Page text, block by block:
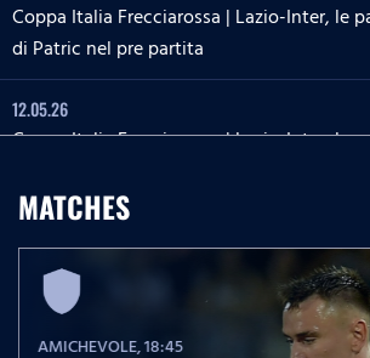
Coppa Italia Frecciarossa | Lazio-Inter, le
di Patric nel pre partita
12.05.26
Coppa Italia Frecciarossa | Lazio-Inter, la
Serie A Enilive | Lazio-Inter, le parole di Dele-
Bashiru nel pre partita
MATCHES
AMICHEVOLE, 18:45